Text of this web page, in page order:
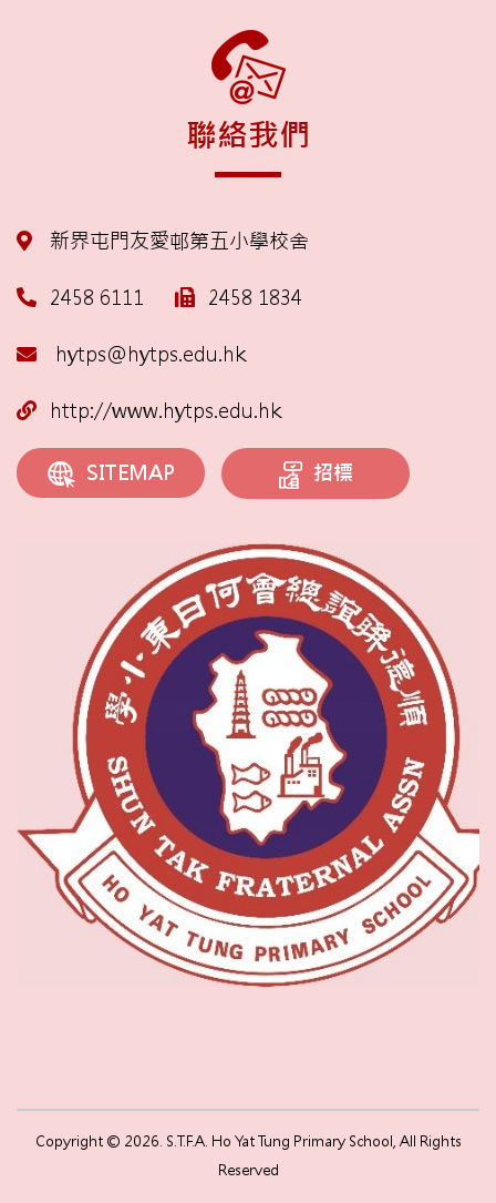
聯絡我們
新界屯門友愛邨第五小學校舍
2458 6111 2458 1834
hytps@hytps.edu.hk
http://www.hytps.edu.hk
SITEMAP 招標
Copyright © 2026. S.T.F.A. Ho Yat Tung Primary School, All Rights
Reserved